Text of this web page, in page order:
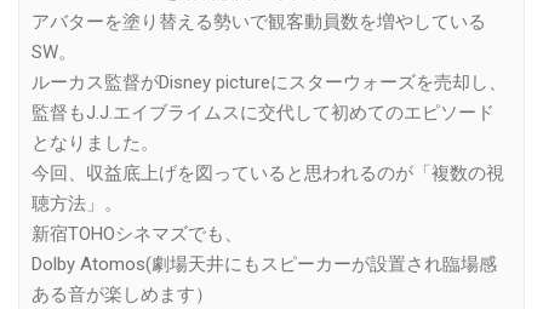
アバターを塗り替える勢いで観客動員数を増やしている
SW。
ルーカス監督がDisney pictureにスターウォーズを売却し、
監督もJ.J.エイブライムスに交代して初めてのエピソード
となりました。
今回、収益底上げを図っていると思われるのが「複数の視
聴方法」。
新宿TOHOシネマズでも、
Dolby Atomos(劇場天井にもスピーカーが設置され臨場感
ある音が楽しめます）